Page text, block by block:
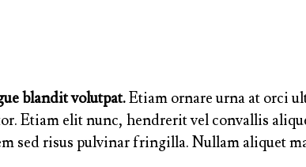
blandit volutpat.Etiam ornare urna at orci
Etiam elit nunc, hendrerit vel convallis
sed risus pulvinar fringilla. Nullam aliquet